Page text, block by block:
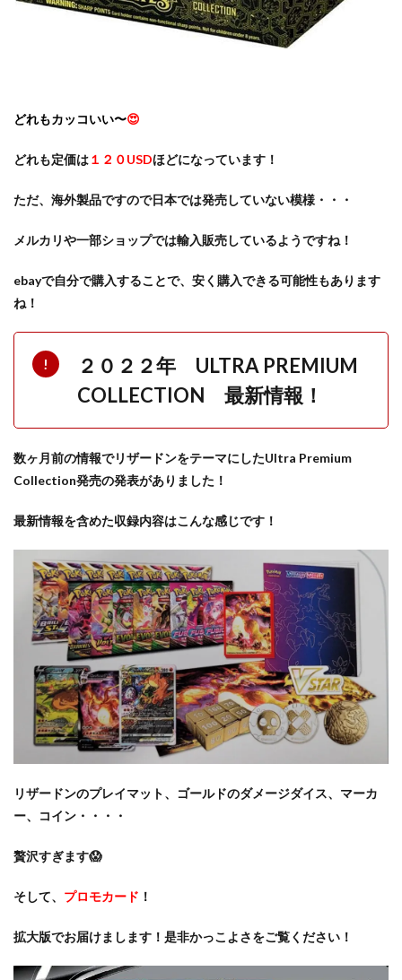
どれもカッコいい〜😍
どれも定価は１２０USDほどになっています！
ただ、海外製品ですので日本では発売していない模様・・・
メルカリや一部ショップでは輸入販売しているようですね！
ebayで自分で購入することで、安く購入できる可能性もあります
ね！
２０２２年 ULTRA PREMIUM
COLLECTION 最新情報！
数ヶ月前の情報でリザードンをテーマにしたUltra Premium
Collection発売の発表がありました！
最新情報を含めた収録内容はこんな感じです！
リザードンのプレイマット、ゴールドのダメージダイス、マーカ
ー、コイン・・・・
贅沢すぎます😱
そして、 プロモカード ！
拡大版でお届けまします！是非かっこよさをご覧ください！